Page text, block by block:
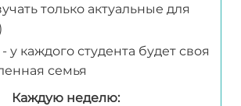
только актуальные для
- у каждого студента будет своя
семья
Каждую неделю: